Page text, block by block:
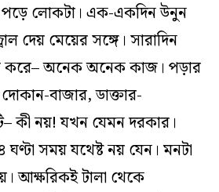
লোকটা। এক-একদিন উনুন
দেয় মেয়ের সঙ্গে। সারাদিন
অনেক অনেক কাজ। পড়ার
বাজার, ডাক্তার-
কী নয়! যখন যেমন দরকার।
ঘণ্টা সময় যথেষ্ট নয় যেন। মনটা
আক্ষরিকই টালা থেকে